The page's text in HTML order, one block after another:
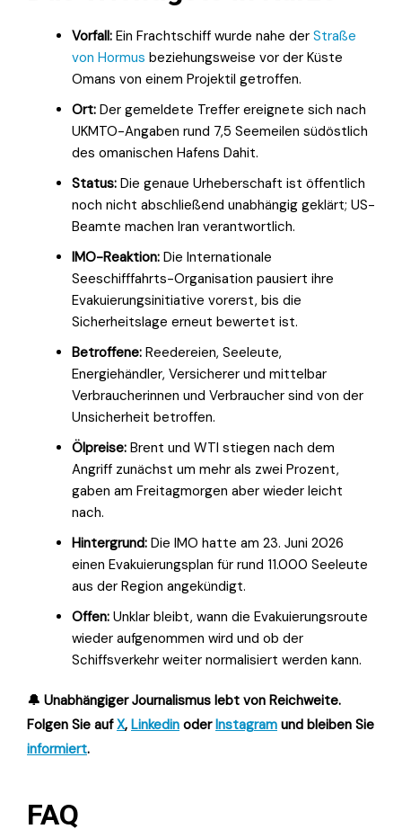
Vorfall: Ein Frachtschiff wurde nahe der Straße
von Hormus beziehungsweise vor der Küste
Omans von einem Projektil getroffen.
Ort: Der gemeldete Treffer ereignete sich nach
UKMTO-Angaben rund 7,5 Seemeilen südöstlich
des omanischen Hafens Dahit.
Status: Die genaue Urheberschaft ist öffentlich
noch nicht abschließend unabhängig geklärt; US-
Beamte machen Iran verantwortlich.
IMO-Reaktion: Die Internationale
Seeschifffahrts-Organisation pausiert ihre
Evakuierungsinitiative vorerst, bis die
Sicherheitslage erneut bewertet ist.
Betroffene: Reedereien, Seeleute,
Energiehändler, Versicherer und mittelbar
Verbraucherinnen und Verbraucher sind von der
Unsicherheit betroffen.
Ölpreise: Brent und WTI stiegen nach dem
Angriff zunächst um mehr als zwei Prozent,
gaben am Freitagmorgen aber wieder leicht
nach.
Hintergrund: Die IMO hatte am 23. Juni 2026
einen Evakuierungsplan für rund 11.000 Seeleute
aus der Region angekündigt.
Offen: Unklar bleibt, wann die Evakuierungsroute
wieder aufgenommen wird und ob der
Schiffsverkehr weiter normalisiert werden kann.
🔔 Unabhängiger Journalismus lebt von Reichweite.
Folgen Sie aufX, Linkedin oderInstagram und bleiben Sie
informiert.
FAQ